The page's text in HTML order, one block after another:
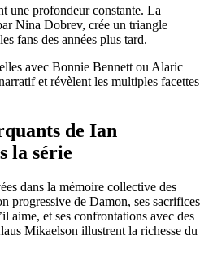
une profondeur constante. La
Nina Dobrev, crée un triangle
fans des années plus tard.
avec Bonnie Bennett ou Alaric
et révèlent les multiples facettes
de Ian
la série
dans la mémoire collective des
progressive de Damon, ses sacrifices
aime, et ses confrontations avec des
Mikaelson illustrent la richesse du